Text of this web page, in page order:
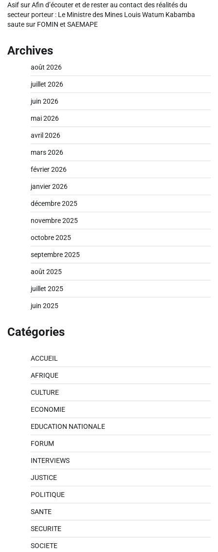
AsifsurAfin d’écouter et de rester au contact des réalités du
secteur porteur : Le Ministre des Mines Louis Watum Kabamba
saute sur FOMIN et SAEMAPE
Archives
août 2026
juillet 2026
juin 2026
mai 2026
avril 2026
mars 2026
février 2026
janvier 2026
décembre 2025
novembre 2025
octobre 2025
septembre 2025
août 2025
juillet 2025
juin 2025
Catégories
ACCUEIL
AFRIQUE
CULTURE
ECONOMIE
EDUCATION NATIONALE
FORUM
INTERVIEWS
JUSTICE
POLITIQUE
SANTE
SECURITE
SOCIETE